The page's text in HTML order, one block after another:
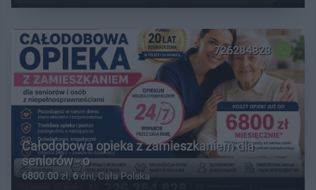
726284828
Całodobowa opieka z zamieszkaniem dla
seniorów - o
6800.00zł,6dni, Cała Polska